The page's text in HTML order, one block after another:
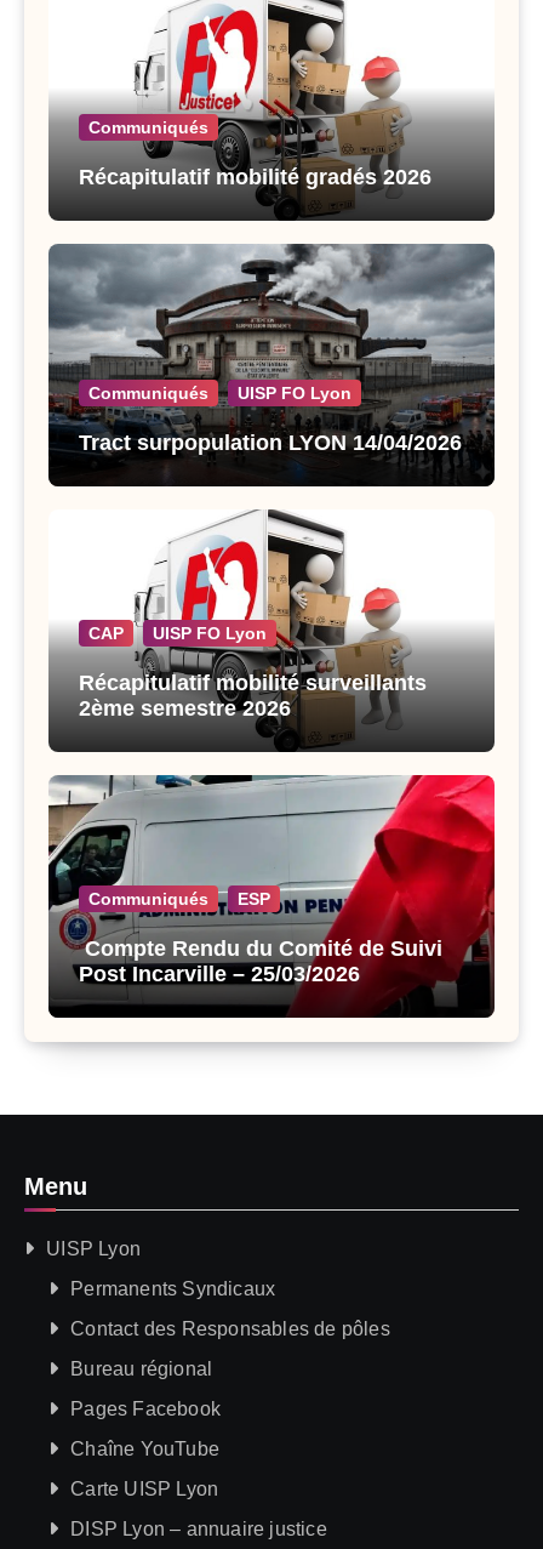
Communiqués
Récapitulatif mobilité gradés 2026
Communiqués UISP FO Lyon
Tract surpopulation LYON 14/04/2026
CAP UISP FO Lyon
Récapitulatif mobilité surveillants
2ème semestre 2026
Communiqués ESP
Compte Rendu du Comité de Suivi
Post Incarville – 25/03/2026
Menu
UISP Lyon
Permanents Syndicaux
Contact des Responsables de pôles
Bureau régional
Pages Facebook
Chaîne YouTube
Carte UISP Lyon
DISP Lyon – annuaire justice